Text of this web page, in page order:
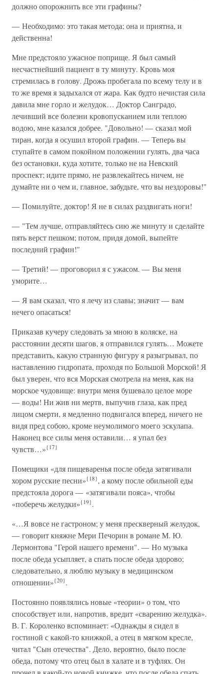
должно опорожнить все эти графины?
— Необходимо: это такая метода; она и приятна, и
действенна!
Мне предстояло ужасное поприще. Я был самый
несчастнейший пациент в ту минуту. Кровь моя
стремилась в голову. Дрожь пробегала по всему телу и в
то же время я задыхался от жара. Как будто нечистая сила
давила мне горло и желудок… Доктор Санградо,
лечивший все болезни кровопусканием или теплою
водою, мне казался добрее. "Довольно! — сказал мой
тиран, когда я осушил второй графин. — Теперь вы
ступайте в самом покойном положении гулять, два часа
без остановки, куда хотите, только не на Невский
проспект; идите прямо, не развлекайтесь ничем, не
думайте ни о чем и, главное, забудьте, что вы нездоровы!"
— Помилуйте, доктор! Я не в силах раздвигать ноги!
— "Тем лучше, отправляйтесь сию же минуту и сделайте
пять верст пешком; потом, придя домой, выпейте
последний графин!"
— Третий! — проговорил я с ужасом. — Вы меня
уморите…
— Я вам сказал, что я лечу из славы; значит — вам
нечего опасаться!
Приказав кучеру следовать за мною в коляске, на
расстоянии десяти шагов, я отправился гулять… Можете
представить, какую странную фигуру я разыгрывал, по
наставлению гидропата, проходя по Большой Морской! Я
был уверен, что вся Морская смотрела на меня, как на
морское чудовище: внутри меня бушевало целое море
— воды! Ни жив ни мертв, выпучив глаза, как пред
лицом смерти, я медленно подвигался вперед, ничего не
видя пред собою, кроме неумолимого моего эскулапа.
Наконец все силы меня оставили… я упал без
чувств…»{17}
Помещики «для пищеваренья после обеда затягивали
хором русские песни»{18}, а кому после обильной еды
предстояла дорога — «затягивали пояса», чтобы
«поберечь желудки»{19}.
«…Я вовсе не гастроном; у меня прескверный желудок,
— говорит княжне Мери Печорин в романе М. Ю.
Лермонтова "Герой нашего времени". — Но музыка
после обеда усыпляет, а спать после обеда здорово;
следовательно, я люблю музыку в медицинском
отношении»{20}.
Постоянно появлялись новые «теории» о том, что
способствует или, напротив, вредит «сварению желудка».
В. Г. Короленко вспоминает: «Однажды я сидел в
гостиной с какой-то книжкой, а отец в мягком кресле,
читал "Сын отечества". Дело, вероятно, было после
обеда, потому что отец был в халате и в туфлях. Он